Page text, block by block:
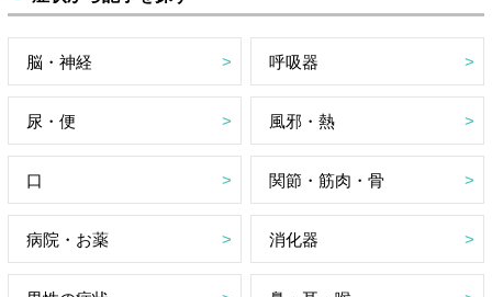
脳・神経 呼吸器
尿・便 風邪・熱
口 関節・筋肉・骨
病院・お薬 消化器